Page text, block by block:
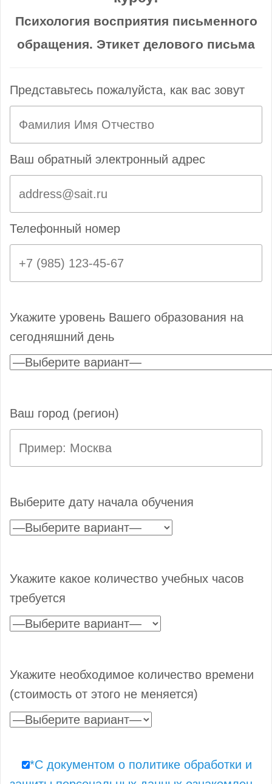
Психология восприятия письменного
обращения. Этикет делового письма
Представьтесь пожалуйста, как вас зовут
Ваш обратный электронный адрес
Телефонный номер
Укажите уровень Вашего образования на
сегодняшний день
Ваш город (регион)
Выберите дату начала обучения
Укажите какое количество учебных часов
требуется
Укажите необходимое количество времени
(стоимость от этого не меняется)
*С документом о политике обработки и